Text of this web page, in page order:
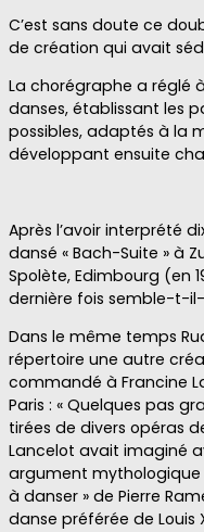
C’est sans doute ce
de création qui avait
La chorégraphe a réglé
danses, établissant les
possibles, adaptés à la
développant ensuite
Après l’avoir interprété
dansé « Bach-Suite » à
Spolète, Edimbourg (en
dernière fois semble-t-il-
Dans le même temps
répertoire une autre
commandé à Francine
Paris : « Quelques pas
tirées de divers opéras
Lancelot avait imaginé
argument mythologique
à danser » de Pierre
danse préférée de Louis